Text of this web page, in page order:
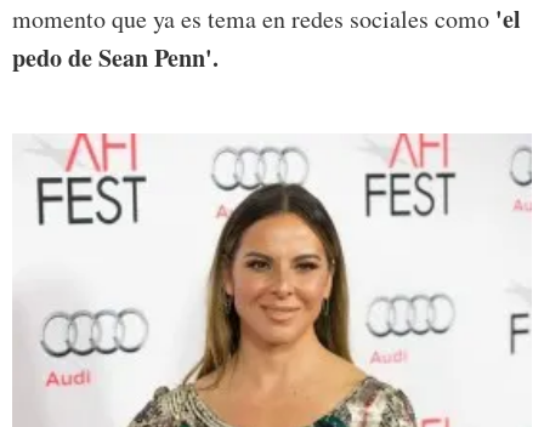
momento que ya es tema en redes sociales como 'el
pedo de Sean Penn'.